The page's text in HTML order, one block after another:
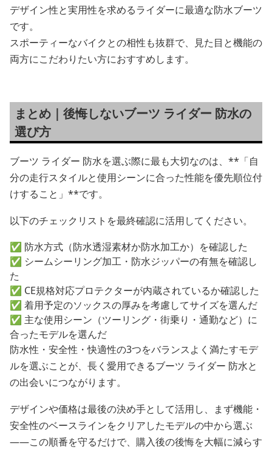
デザイン性と実用性を求めるライダーに最適な防水ブーツ
です。
スポーティーなバイクとの相性も抜群で、見た目と機能の
両方にこだわりたい方におすすめします。
まとめ｜後悔しないブーツ ライダー 防水の
選び方
ブーツ ライダー 防水を選ぶ際に最も大切なのは、**「自
分の走行スタイルと使用シーンに合った性能を優先順位付
けすること」**です。
以下のチェックリストを最終確認に活用してください。
✅ 防水方式（防水透湿素材か防水加工か）を確認した
✅ シームシーリング加工・防水ジッパーの有無を確認し
た
✅ CE規格対応プロテクターが内蔵されているか確認した
✅ 着用予定のソックスの厚みを考慮してサイズを選んだ
✅ 主な使用シーン（ツーリング・街乗り・通勤など）に
合ったモデルを選んだ
防水性・安全性・快適性の3つをバランスよく満たすモデ
ルを選ぶことが、長く愛用できるブーツ ライダー 防水と
の出会いにつながります。
デザインや価格は最後の決め手として活用し、まず機能・
安全性のベースラインをクリアしたモデルの中から選ぶ
——この順番を守るだけで、購入後の後悔を大幅に減らす